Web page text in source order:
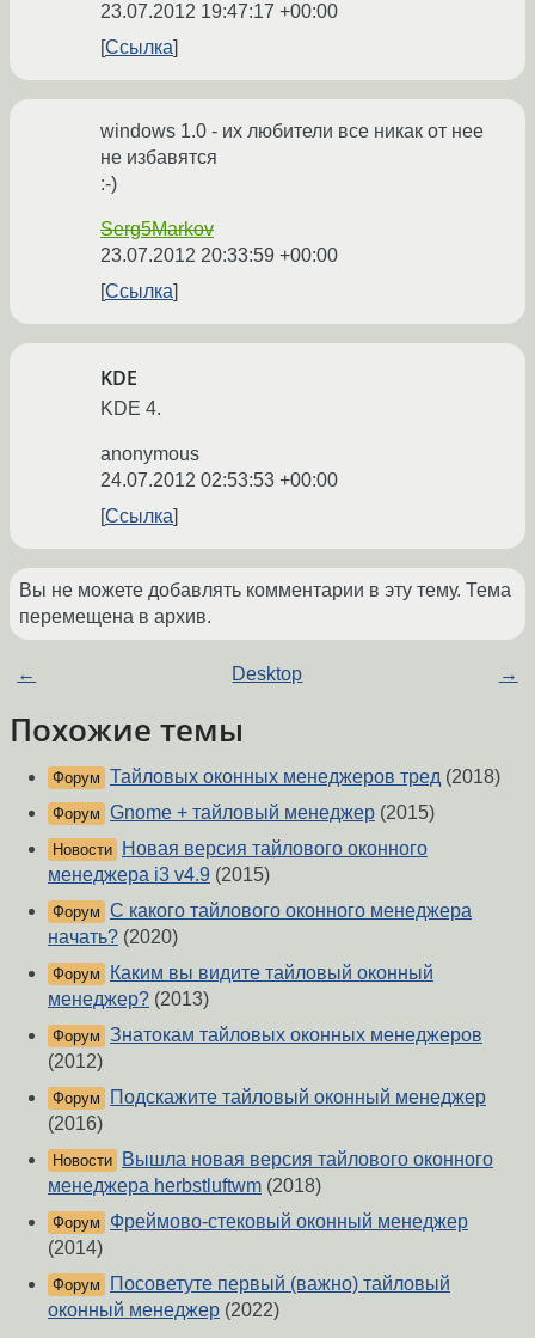
23.07.2012 19:47:17 +00:00
Ссылка
windows 1.0 - их любители все никак от нее
не избавятся
:-)
Serg5Markov
23.07.2012 20:33:59 +00:00
Ссылка
KDE
KDE 4.
anonymous
24.07.2012 02:53:53 +00:00
Ссылка
Вы не можете добавлять комментарии в эту тему. Тема
перемещена в архив.
← Desktop →
Похожие темы
Форум Тайловых оконных менеджеров тред (2018)
Форум Gnome + тайловый менеджер (2015)
Новости
Новая версия тайлового оконного
менеджера i3 v4.9 (2015)
Форум С какого тайлового оконного менеджера
начать? (2020)
Форум
Каким вы видите тайловый оконный
менеджер? (2013)
Форум Знатокам тайловых оконных менеджеров
(2012)
Форум
Подскажите тайловый оконный менеджер
(2016)
Новости
Вышла новая версия тайлового оконного
менеджера herbstluftwm (2018)
Форум
Фреймово-стековый оконный менеджер
(2014)
Форум
Посоветуте первый (важно) тайловый
оконный менеджер (2022)